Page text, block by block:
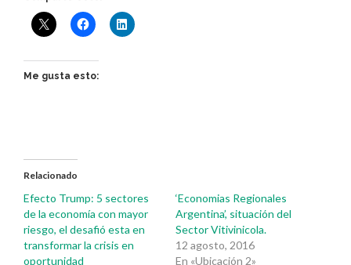
Me gusta esto:
Relacionado
Efecto Trump: 5 sectores
de la economía con mayor
riesgo, el desafió esta en
transformar la crisis en
oportunidad
‘Economias Regionales
Argentina’, situación del
Sector Vitivinicola.
12 agosto, 2016
En «Ubicación 2»